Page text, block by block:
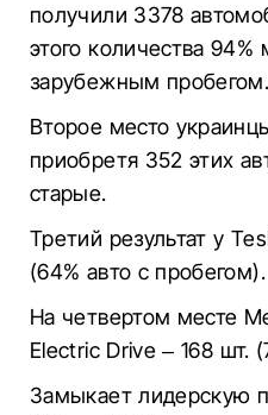
получили 3378
этого количества
зарубежным пробегом.
Второе место
приобретя 352 этих
старые.
Третий результат у
(64% авто с пробегом).
На четвертом месте
Electric Drive – 168 шт.
Замыкает лидерскую